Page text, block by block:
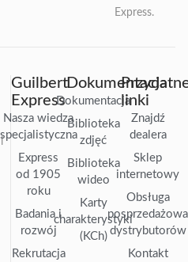
Express.
Guilbert
Express
Nasza wiedza
specjalistyczna
Express
od 1905
roku
Badania i
rozwój
Rekrutacja
Dokumentacja
Dokumentacja
Biblioteka
zdjęć
Biblioteka
wideo
Karty
charakterystyki
(KCh)
linki
Znajdź
dealera
Sklep
internetowy
Obsługa
posprzedażowa
dystrybutorów
Kontakt